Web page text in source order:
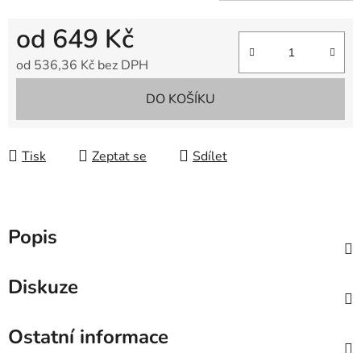
od 649 Kč
od 536,36 Kč bez DPH
DO KOŠÍKU
Tisk Zeptat se Sdílet
Popis
Diskuze
Ostatní informace